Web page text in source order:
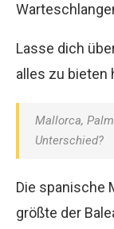
Lasse dich
alles zu bieten
Mallorca,
Unterschied?
Die spanische
größte der